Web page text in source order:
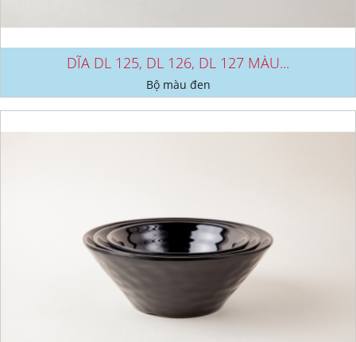
DĨA DL 125, DL 126, DL 127 MÀU...
Bộ màu đen